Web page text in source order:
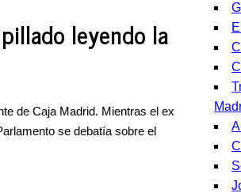
leyendo la
de Caja Madrid. Mientras el ex
se debatía sobre el